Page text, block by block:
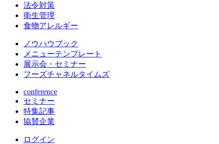
法令対策
衛生管理
食物アレルギー
ノウハウブック
メニューテンプレート
展示会・セミナー
フーズチャネルタイムズ
conference
セミナー
特集記事
協賛企業
ログイン